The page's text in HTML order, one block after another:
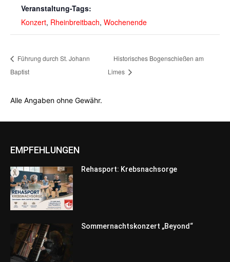
Veranstaltung-Tags:
Konzert, Rheinbreitbach, Wochenende
Führung durch St. Johann
Baptist
Historisches Bogenschießen am
Limes
Alle Angaben ohne Gewähr.
EMPFEHLUNGEN
Rehasport: Krebsnachsorge
Sommernachtskonzert „Beyond“